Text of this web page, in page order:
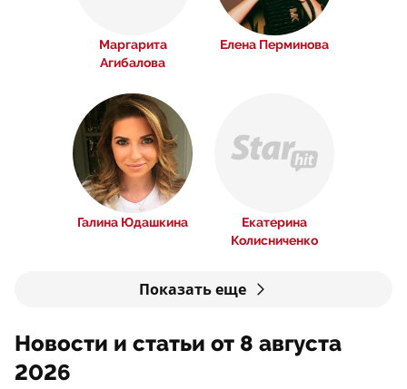
Маргарита
Агибалова
Елена Перминова
Галина Юдашкина
Екатерина
Колисниченко
Показать еще
Новости и статьи от 8 августа
2026